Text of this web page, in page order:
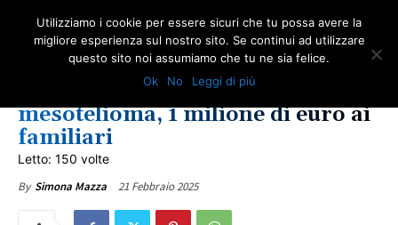
AMIANTO E SOCIETÀ
Enel condannata: morto per
mesotelioma, 1 milione di euro ai
familiari
Letto: 150 volte
By Simona Mazza 21 Febbraio 2025
Utilizziamo i cookie per essere sicuri che tu possa avere la
migliore esperienza sul nostro sito. Se continui ad utilizzare
questo sito noi assumiamo che tu ne sia felice.
Ok
No Leggi di più